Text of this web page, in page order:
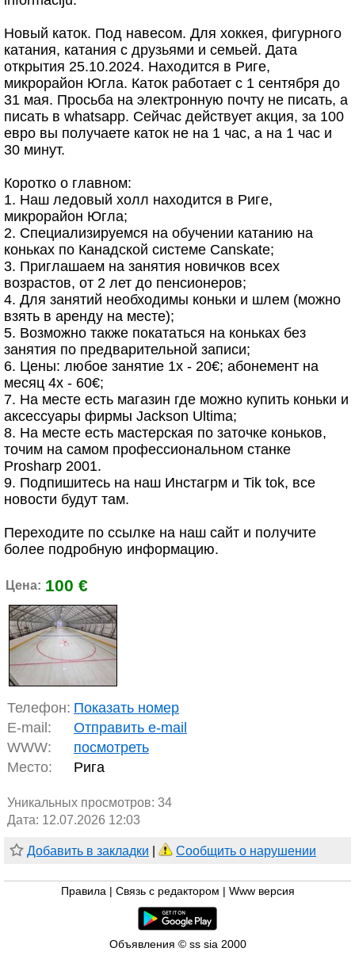
Новый каток. Под навесом. Для хоккея, фигурного
катания, катания с друзьями и семьей. Дата
открытия 25.10.2024. Находится в Риге,
микрорайон Югла. Каток работает с 1 сентября до
31 мая. Просьба на электронную почту не писать, а
писать в whatsapp. Сейчас действует акция, за 100
евро вы получаете каток не на 1 час, а на 1 час и
30 минут.
Коротко о главном:
1. Наш ледовый холл находится в Риге,
микрорайон Югла;
2. Специализируемся на обучении катанию на
коньках по Канадской системе Canskate;
3. Приглашаем на занятия новичков всеx
возрастов, от 2 лет до пенсионеров;
4. Для занятий необходимы коньки и шлем (можно
взять в аренду на месте);
5. Возможно также покататься на коньках без
занятия по предварительной записи;
6. Цены: любое занятиe 1х - 20€; абонемент на
месяц 4х - 60€;
7. На месте есть магазин где можно купить коньки и
аксессуары фирмы Jackson Ultima;
8. На месте есть мастерская по заточке коньков,
точим на самом профессиональном станке
Prosharp 2001.
9. Подпишитесь на наш Инстагрм и Tik tok, все
новости будут там.
Переходите по ссылке на наш сайт и получите
более подробную информацию.
Цена: 100 €
Телефон: Показать номер
E-mail:
Отправить e-mail
WWW:
посмотреть
Место:
Рига
Уникальных просмотров: 34
Дата: 12.07.2026 12:03
Добавить в закладки Сообщить о нарушении
Правила Связь с редактором Www версия
Объявления © ss sia 2000